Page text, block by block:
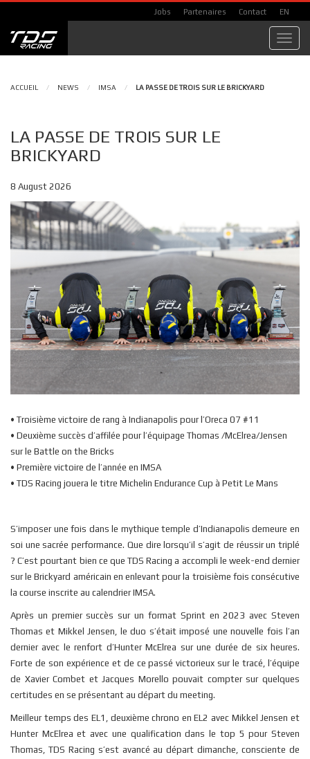
Jobs Partenaires Contact EN
ACCUEIL / NEWS / IMSA / LA PASSE DE TROIS SUR LE BRICKYARD
LA PASSE DE TROIS SUR LE
BRICKYARD
8 August 2026
• Troisième victoire de rang à Indianapolis pour l’Oreca 07 #11
• Deuxième succès d’affilée pour l’équipage Thomas /McElrea/Jensen
sur le Battle on the Bricks
• Première victoire de l’année en IMSA
• TDS Racing jouera le titre Michelin Endurance Cup à Petit Le Mans
S’imposer une fois dans le mythique temple d’Indianapolis demeure en
soi une sacrée performance. Que dire lorsqu’il s’agit de réussir un triplé
? C’est pourtant bien ce que TDS Racing a accompli le week-end dernier
sur le Brickyard américain en enlevant pour la troisième fois consécutive
la course inscrite au calendrier IMSA.
Après un premier succès sur un format Sprint en 2023 avec Steven
Thomas et Mikkel Jensen, le duo s’était imposé une nouvelle fois l’an
dernier avec le renfort d’Hunter McElrea sur une durée de six heures.
Forte de son expérience et de ce passé victorieux sur le tracé, l’équipe
de Xavier Combet et Jacques Morello pouvait compter sur quelques
certitudes en se présentant au départ du meeting.
Meilleur temps des EL1, deuxième chrono en EL2 avec Mikkel Jensen et
Hunter McElrea et avec une qualification dans le top 5 pour Steven
Thomas, TDS Racing s’est avancé au départ dimanche, consciente de